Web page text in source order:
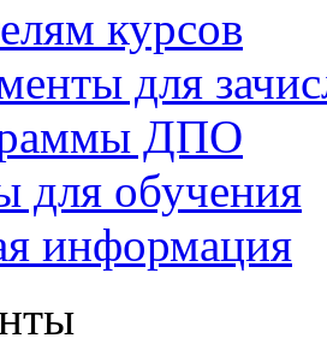
курсов
для
ДПО
для обучения
информация